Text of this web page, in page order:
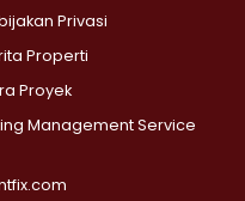
>
Privasi
Properti
Proyek
Management Service